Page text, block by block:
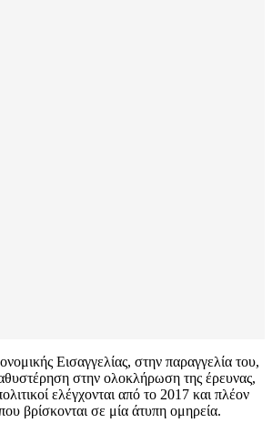
Εισαγγελίας, στην παραγγελία του,
στην ολοκλήρωση της έρευνας,
ελέγχονται από το 2017 και πλέον
βρίσκονται σε μία άτυπη ομηρεία.